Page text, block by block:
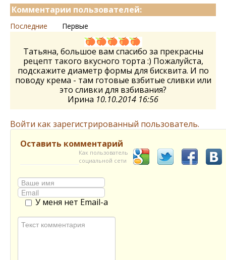
Комментарии пользователей:
Последние Первые
Татьяна, большое вам спасибо за прекрасны
рецепт такого вкусного торта :) Пожалуйста,
подскажите диаметр формы для бисквита. И по
поводу крема - там готовые взбитые сливки или
это сливки для взбивания?
Ирина 10.10.2014 16:56
Войти как зарегистрированный пользователь.
Оставить комментарий
Как пользователь
социальной сети
У меня нет Email-а